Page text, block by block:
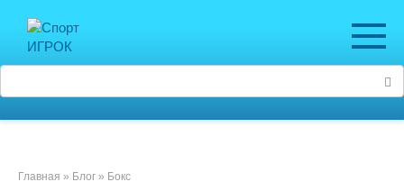
контенту
Главная » Блог » Бокс